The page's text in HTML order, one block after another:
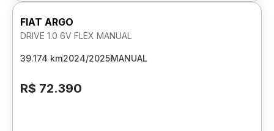
FIAT ARGO
DRIVE 1.0 6V FLEX MANUAL
39.174 km2024/2025MANUAL
R$ 72.390